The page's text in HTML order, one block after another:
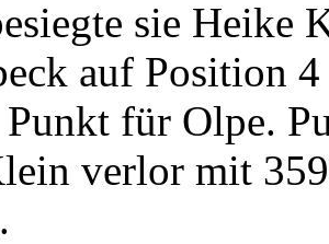
sie Heike
auf Position
Punkt für Olpe.
verlor mit